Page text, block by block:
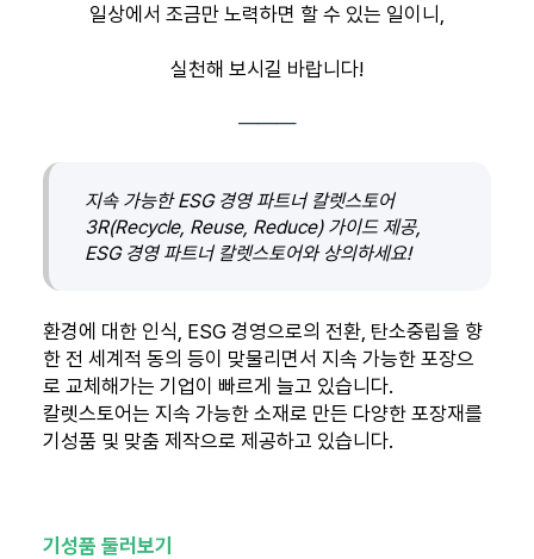
일상에서 조금만 노력하면 할 수 있는 일이니,
실천해 보시길 바랍니다!
―――
지속 가능한 ESG 경영 파트너 칼렛스토어
3R(Recycle, Reuse, Reduce) 가이드 제공,
ESG 경영 파트너 칼렛스토어와 상의하세요!
환경에 대한 인식, ESG 경영으로의 전환, 탄소중립을 향
한 전 세계적 동의 등이 맞물리면서 지속 가능한 포장으
로 교체해가는 기업이 빠르게 늘고 있습니다.
칼렛스토어는 지속 가능한 소재로 만든 다양한 포장재를
기성품 및 맞춤 제작으로 제공하고 있습니다.
기성품 둘러보기